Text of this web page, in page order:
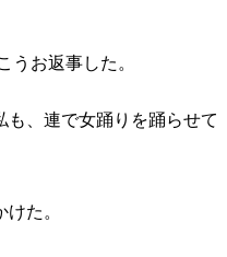
うお返事した。
も、連で女踊りを踊らせて
た。